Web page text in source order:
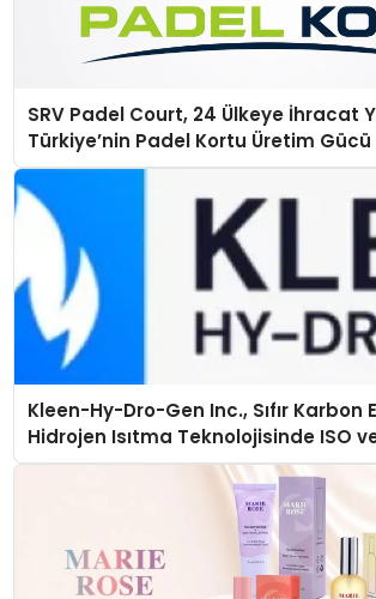
SRV Padel Court, 24 Ülkeye İhracat
Türkiye’nin Padel Kortu Üretim Gücü
Kleen-Hy-Dro-Gen Inc., Sıfır Karbon
Hidrojen Isıtma Teknolojisinde ISO
Düzenleyici Onaylarını Aldı